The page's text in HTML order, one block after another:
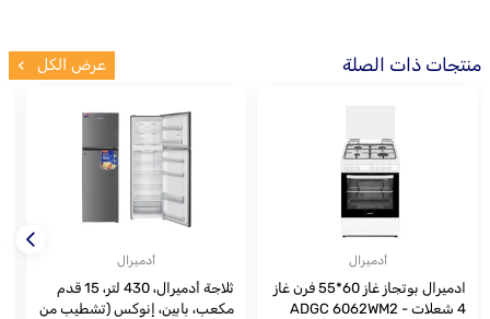
منتجات ذات الصلة عرض الكل
أدميرال
ادميرال بوتجاز غاز 60*55 فرن غاز
4 شعلات - ADGC 6062WM2
أدميرال
ثلاجة أدميرال، 430 لتر، 15 قدم
مكعب، بابين، إنوكس (تشطيب من